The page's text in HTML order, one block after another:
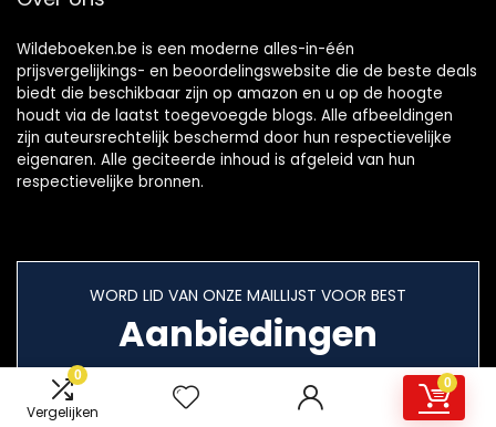
0
Vergelijken
0
Wildeboeken.be is een moderne alles-in-één
prijsvergelijkings- en beoordelingswebsite die de beste deals
biedt die beschikbaar zijn op amazon en u op de hoogte
houdt via de laatst toegevoegde blogs. Alle afbeeldingen
zijn auteursrechtelijk beschermd door hun respectievelijke
eigenaren. Alle geciteerde inhoud is afgeleid van hun
respectievelijke bronnen.
WORD LID VAN ONZE MAILLIJST VOOR BEST
Aanbiedingen